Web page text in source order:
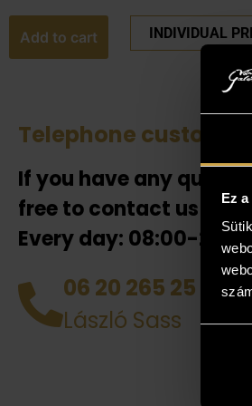
Ez
Add to cart INDIVIDUAL
Telephone
If you have any
free to contact us!
Every day: 08:00-
06 20 265 25 49
László Sass